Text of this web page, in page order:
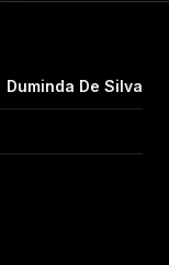
Duminda De Silva